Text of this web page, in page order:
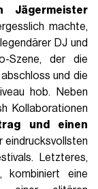
Jägermeister
machte,
DJ und
Szene, der die
und die
hob. Neben
Kollaborationen
und einen
eindrucksvollsten
Letzteres,
eine